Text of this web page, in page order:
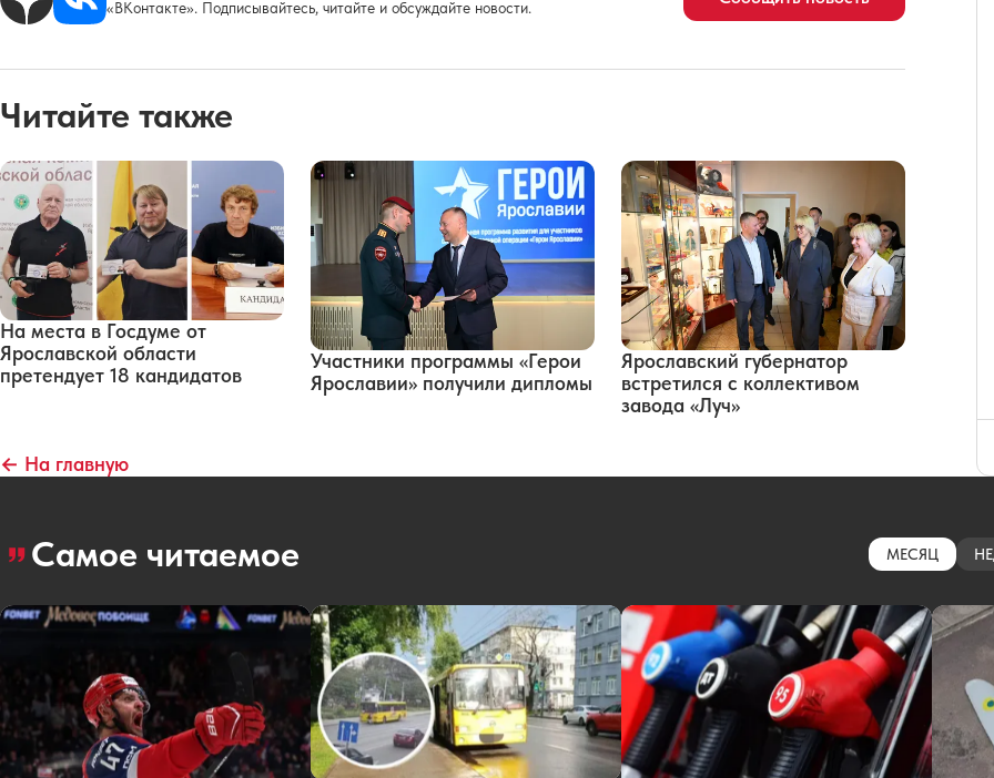
«ВКонтакте». Подписывайтесь, читайте и обсуждайте новости.
Читайте также
На места в Госдуме от
Ярославской области
претендует 18 кандидатов
Участники программы «Герои
Ярославии» получили дипломы
Ярославский губернатор
встретился с коллективом
завода «Луч»
← На главную
Самое читаемое МЕСЯЦ